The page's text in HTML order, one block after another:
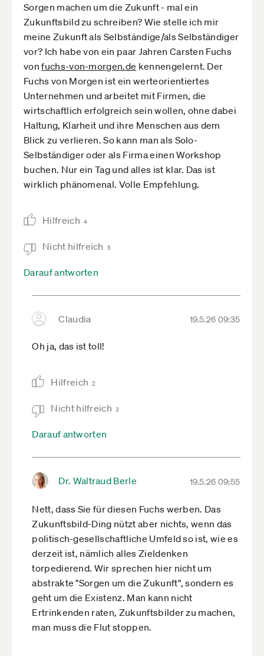
Sorgen machen um die Zukunft - mal ein
Zukunftsbild zu schreiben? Wie stelle ich mir
meine Zukunft als Selbständige/als Selbständiger
vor? Ich habe von ein paar Jahren Carsten Fuchs
vonfuchs-von-morgen.de­ kennengelernt. Der
Fuchs von Morgen ist ein werteorientiertes
Unternehmen und arbeitet mit Firmen, die
wirtschaftlich erfolgreich sein wollen, ohne dabei
Haltung, Klarheit und ihre Menschen aus dem
Blick zu verlieren. So kann man als Solo-
Selbständiger oder als Firma einen Workshop
buchen. Nur ein Tag und alles ist klar. Das ist
wirklich phänomenal. Volle Empfehlung.
Hilfreich 4
Nicht hilfreich 5
Darauf antworten
Claudia 19.5.26 09:35
Oh ja, das ist toll!
Hilfreich 2
Nicht hilfreich 3
Darauf antworten
Dr. Waltraud Berle 19.5.26 09:55
Nett, dass Sie für diesen Fuchs werben. Das
Zukunftsbild-Ding nützt aber nichts, wenn das
politisch-gesellschaftliche Umfeld so ist, wie es
derzeit ist, nämlich alles Zieldenken
torpedierend. Wir sprechen hier nicht um
abstrakte "Sorgen um die Zukunft", sondern es
geht um die Existenz. Man kann nicht
Ertrinkenden raten, Zukunftsbilder zu machen,
man muss die Flut stoppen.